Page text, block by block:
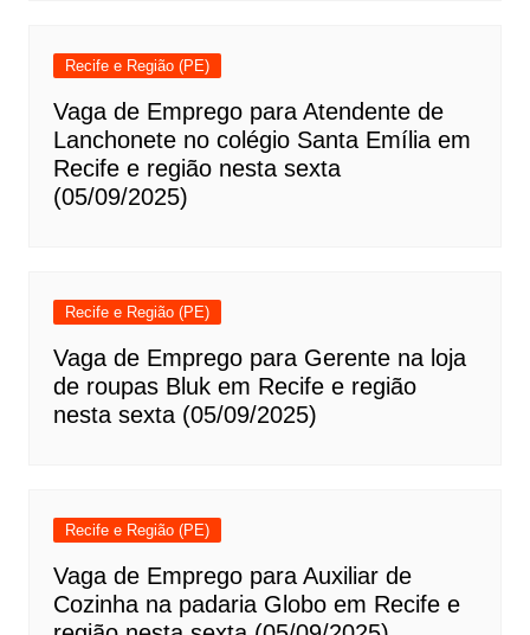
Recife e Região (PE)
Vaga de Emprego para Atendente de
Lanchonete no colégio Santa Emília em
Recife e região nesta sexta
(05/09/2025)
Recife e Região (PE)
Vaga de Emprego para Gerente na loja
de roupas Bluk em Recife e região
nesta sexta (05/09/2025)
Recife e Região (PE)
Vaga de Emprego para Auxiliar de
Cozinha na padaria Globo em Recife e